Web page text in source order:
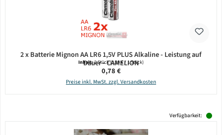
2 x Batterie Mignon AA LR6 1,5V PLUS Alkaline - Leistung auf
Dauer - CAMELION
Inhalt:2 Stück(0,39 € / 1 Stück)
Regulärer Preis:
0,78 €
Preise inkl. MwSt. zzgl. Versandkosten
Verfügbarkeit: